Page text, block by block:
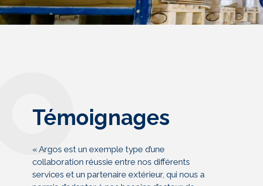
Témoignages
« Argos est un exemple type d’une
collaboration réussie entre nos différents
services et un partenaire extérieur, qui nous a